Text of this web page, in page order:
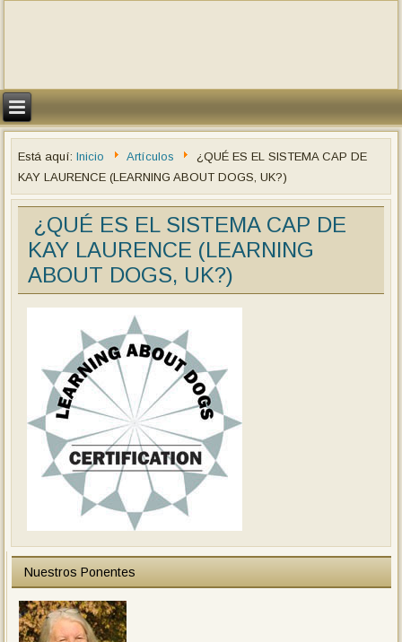
Está aquí:Inicio Artículos
¿QUÉ ES EL SISTEMA CAP DE
KAY LAURENCE (LEARNING ABOUT DOGS, UK?)
¿QUÉ ES EL SISTEMA CAP DE
KAY LAURENCE (LEARNING
ABOUT DOGS, UK?)
Nuestros Ponentes